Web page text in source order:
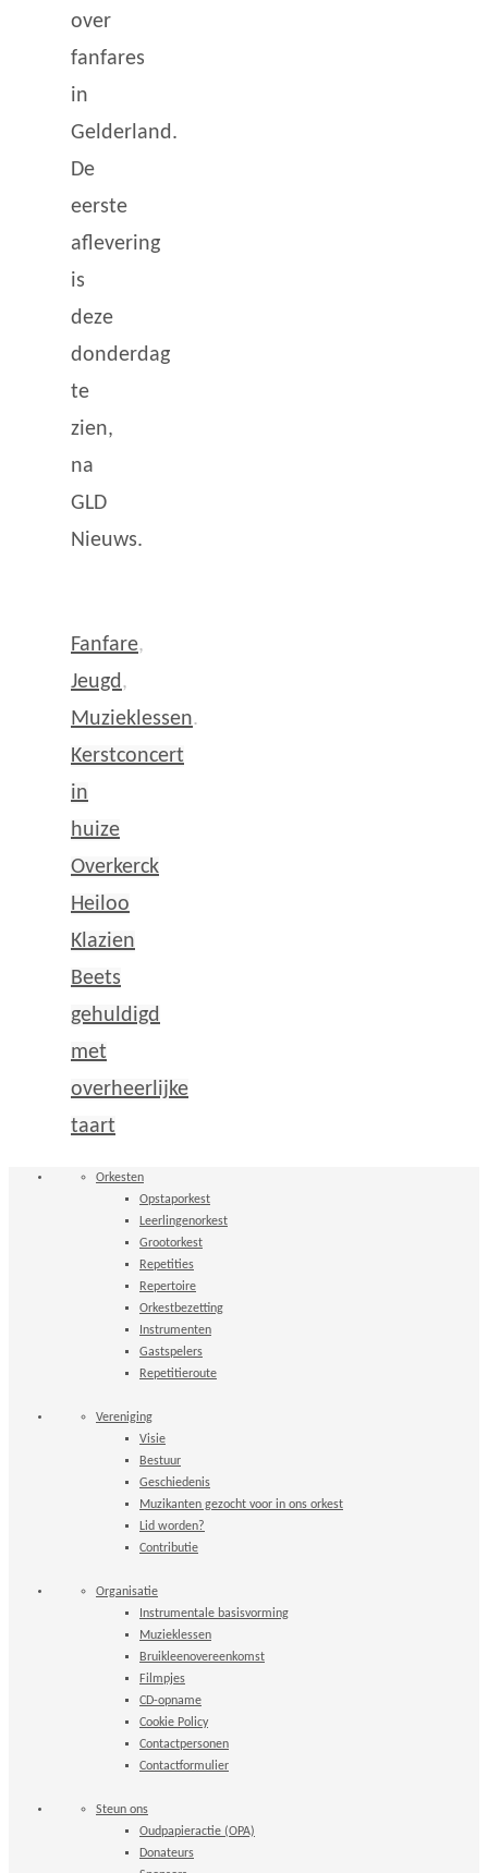
over
fanfares
in
Gelderland.
De
eerste
aflevering
is
deze
donderdag
te
zien,
na
GLD
Nieuws.
Fanfare,
Jeugd,
Muzieklessen.
Kerstconcert
in
huize
Overkerck
Heiloo
Klazien
Beets
gehuldigd
met
overheerlijke
taart
Orkesten
Opstaporkest
Leerlingenorkest
Grootorkest
Repetities
Repertoire
Orkestbezetting
Instrumenten
Gastspelers
Repetitieroute
Vereniging
Visie
Bestuur
Geschiedenis
Muzikanten gezocht voor in ons orkest
Lid worden?
Contributie
Organisatie
Instrumentale basisvorming
Muzieklessen
Bruikleenovereenkomst
Filmpjes
CD-opname
Cookie Policy
Contactpersonen
Contactformulier
Steun ons
Oudpapieractie (OPA)
Donateurs